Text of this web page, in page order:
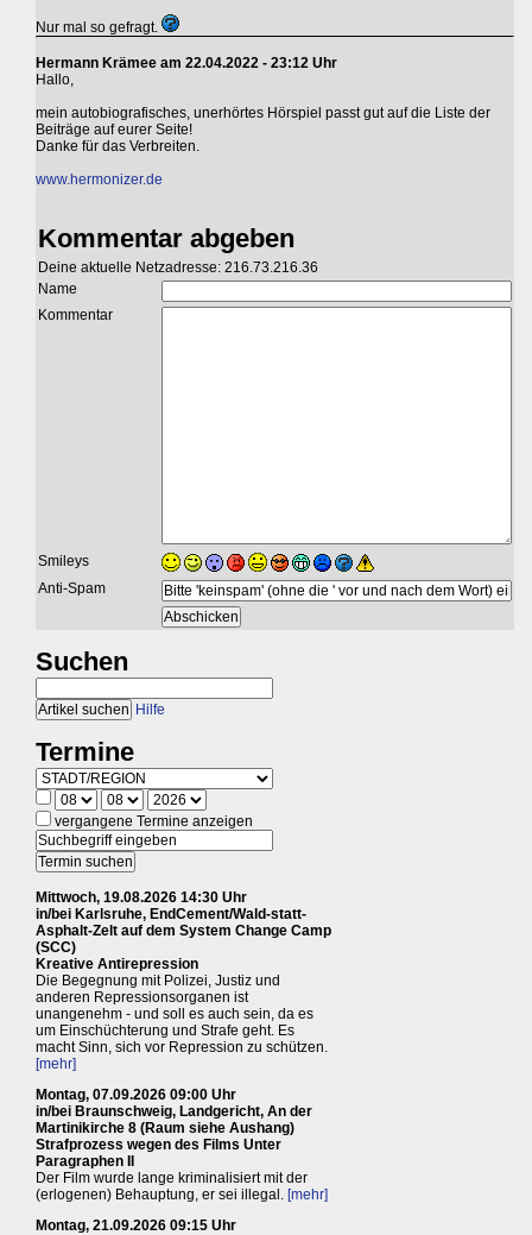
Nur mal so gefragt.
Hermann Krämee am 22.04.2022 - 23:12 Uhr
Hallo,
mein autobiografisches, unerhörtes Hörspiel passt gut auf die Liste der
Beiträge auf eurer Seite!
Danke für das Verbreiten.
www.hermonizer.de
Kommentar abgeben
Deine aktuelle Netzadresse: 216.73.216.36
Name
Kommentar
Smileys
Anti-Spam
Suchen
Hilfe
Termine
vergangene Termine anzeigen
Mittwoch, 19.08.2026 14:30 Uhr
in/bei Karlsruhe, EndCement/Wald-statt-
Asphalt-Zelt auf dem System Change Camp
(SCC)
Kreative Antirepression
Die Begegnung mit Polizei, Justiz und
anderen Repressionsorganen ist
unangenehm - und soll es auch sein, da es
um Einschüchterung und Strafe geht. Es
macht Sinn, sich vor Repression zu schützen.
[mehr]
Montag, 07.09.2026 09:00 Uhr
in/bei Braunschweig, Landgericht, An der
Martinikirche 8 (Raum siehe Aushang)
Strafprozess wegen des Films Unter
Paragraphen II
Der Film wurde lange kriminalisiert mit der
(erlogenen) Behauptung, er sei illegal. [mehr]
Montag, 21.09.2026 09:15 Uhr